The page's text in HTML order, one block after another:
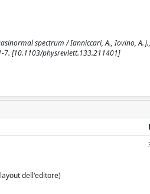
spectrum / Ianniccari, A., Iovino, A. j.,
1-7. [10.1103/physrevlett.133.211401]
dell'editore)